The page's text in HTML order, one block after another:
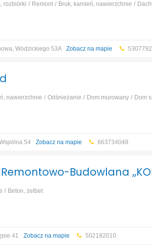
rozbiórki Remont Bruk, kamień, nawierzchnie
Wodzickiego 53A Zobacz na mapie
nawierzchnie Odśnieżanie Dom murowany Dom
54 Zobacz na mapie 663734048
Budowlana
Beton, żelbet
41 Zobacz na mapie 502182010